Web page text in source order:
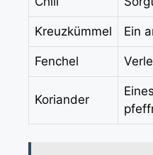
Kreuzkümmel Ein
Fenchel
Koriander